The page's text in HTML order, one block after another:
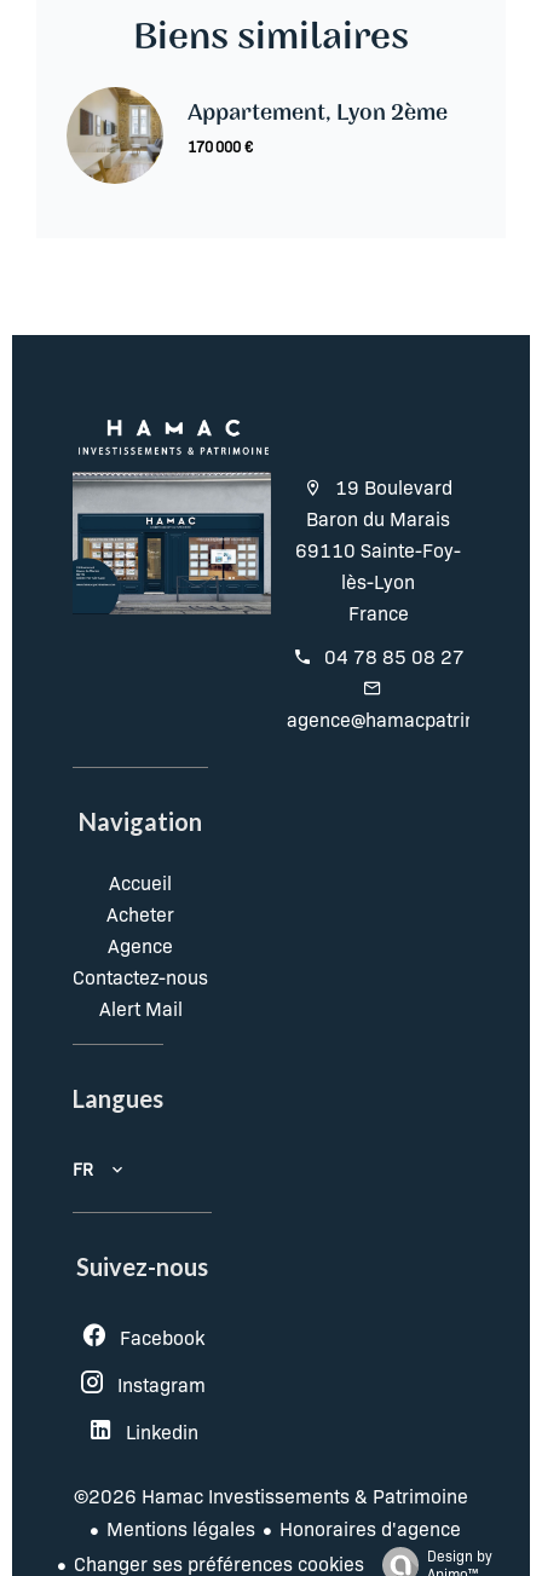
Biens similaires
Appartement, Lyon 2ème
170 000 €
19 Boulevard
Baron du Marais
69110 Sainte-Foy-
lès-Lyon
France
04 78 85 08 27
Navigation
Accueil
Acheter
Agence
Contactez-nous
Alert Mail
Langues
FR
Suivez-nous
Facebook
Instagram
Linkedin
©2026 Hamac Investissements & Patrimoine
Mentions légales
Honoraires d'agence
Changer ses préférences cookies
Design by